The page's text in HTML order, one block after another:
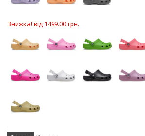
Знижка! від 1499.00 грн.